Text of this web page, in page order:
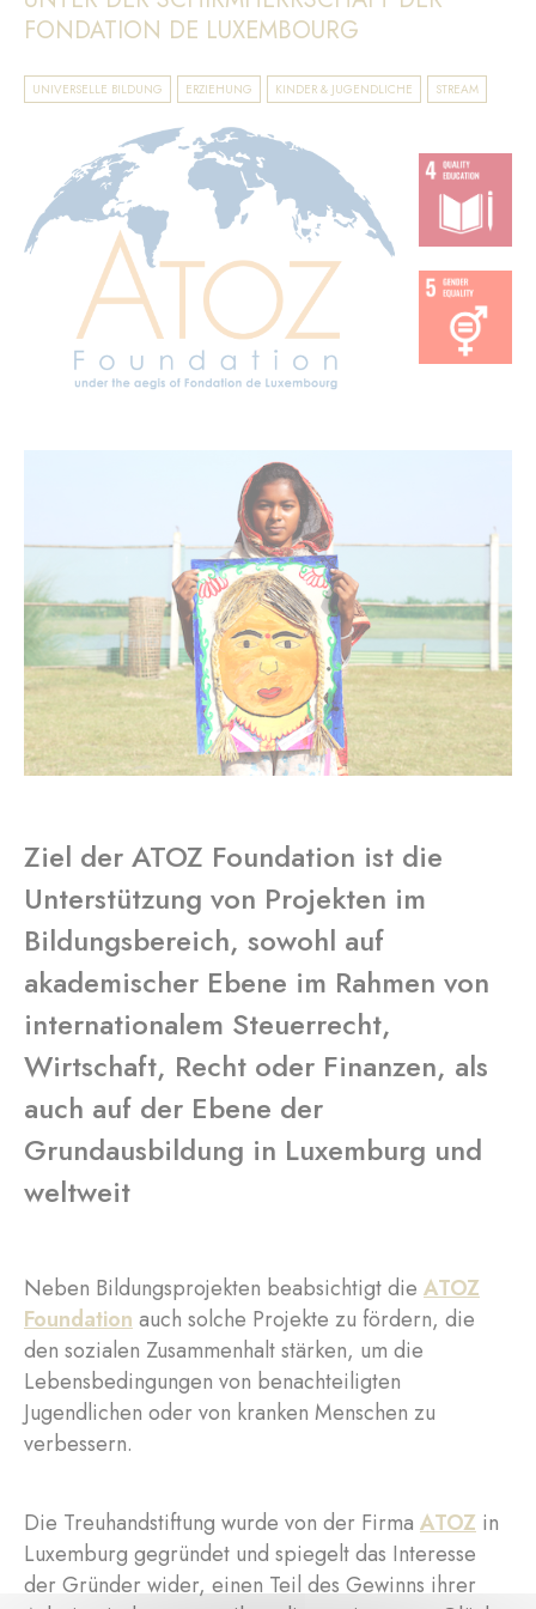
FONDATION DE LUXEMBOURG
UNIVERSELLE BILDUNG ERZIEHUNG KINDER & JUGENDLICHE STREAM
Ziel der ATOZ Foundation ist die
Unterstützung von Projekten im
Bildungsbereich, sowohl auf
akademischer Ebene im Rahmen von
internationalem Steuerrecht,
Wirtschaft, Recht oder Finanzen, als
auch auf der Ebene der
Grundausbildung in Luxemburg und
weltweit
Neben Bildungsprojekten beabsichtigt die ATOZ
Foundation auch solche Projekte zu fördern, die
den sozialen Zusammenhalt stärken, um die
Lebensbedingungen von benachteiligten
Jugendlichen oder von kranken Menschen zu
verbessern.
Die Treuhandstiftung wurde von der Firma ATOZ in
Luxemburg gegründet und spiegelt das Interesse
der Gründer wider, einen Teil des Gewinns ihrer